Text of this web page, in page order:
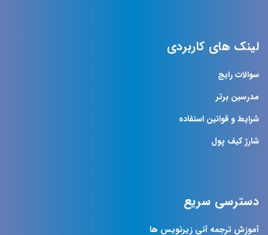
لینک های کاربردی
سوالات رایج
مدرسین برتر
شرایط و قوانین استفاده
شارژ کیف پول
دسترسی سریع
آموزش ترجمه آنی زیرنویس ها